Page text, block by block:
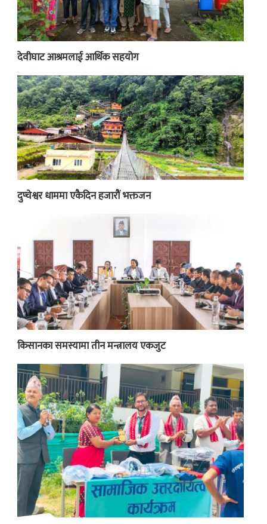
देवीघाट आश्रमलाई आर्थिक सहयोग
दुप्चेश्वर धाममा एकैदिन हजारौं भक्तजन
किसानका समस्यामा तीन मन्त्रालय एकजुट